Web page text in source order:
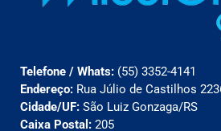
Telefone / Whats: (55) 3352-4141
Endereço: Rua Júlio de Castilhos
Cidade/UF: São Luiz Gonzaga/RS
Caixa Postal: 205